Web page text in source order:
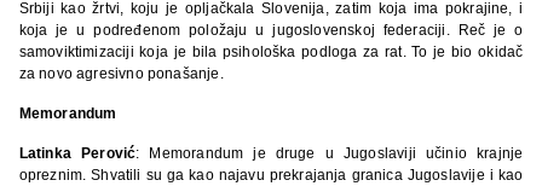
Srbiji kao žrtvi, koju je opljačkala Slovenija, zatim koja ima pokrajine, i
koja je u podređenom položaju u jugoslovenskoj federaciji. Reč je o
samoviktimizaciji koja je bila psihološka podloga za rat. To je bio okidač
za novo agresivno ponašanje.
Memorandum
Latinka Perović: Memorandum je druge u Jugoslaviji učinio krajnje
opreznim. Shvatili su ga kao najavu prekrajanja granica Jugoslavije i kao